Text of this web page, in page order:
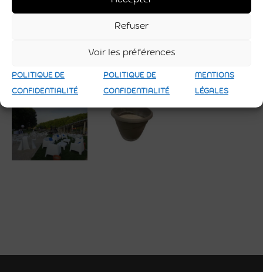
Refuser
Voir les préférences
POLITIQUE DE
CONFIDENTIALITÉ
POLITIQUE DE
CONFIDENTIALITÉ
MENTIONS
LÉGALES
Informations Utiles